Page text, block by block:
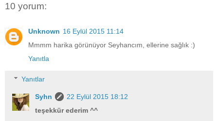
10 yorum:
Unknown 16 Eylül 2015 11:14
Mmmm harika görünüyor Seyhancım, ellerine sağlık :)
Yanıtla
Yanıtlar
Syhn
22 Eylül 2015 18:12
teşekkür ederim ^^